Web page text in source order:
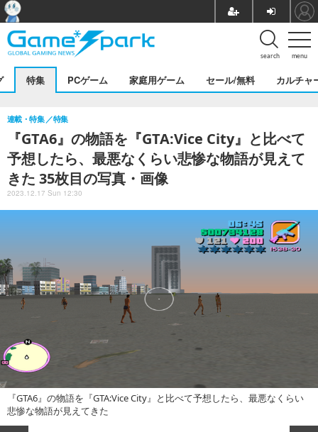
menu
search
特集 PCゲーム 家庭用ゲーム セール/無料 カルチャ
『GTA6』の物語を『GTA:Vice City』と比べて
予想したら、最悪なくらい悲惨な物語が見えて
きた 35枚目の写真・画像
連載・特集 特集
2023.12.17 Sun 12:30
『GTA6』の物語を『GTA:Vice City』と比べて予想したら、最悪なくらい
悲惨な物語が見えてきた